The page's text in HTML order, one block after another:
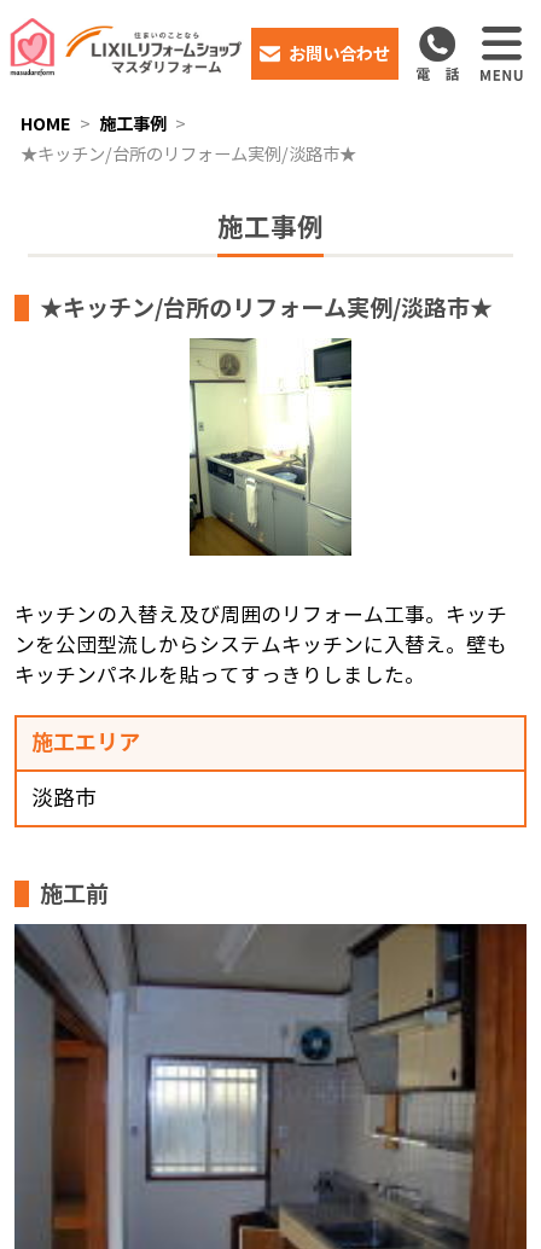
お問い合わせ
HOME
施工事例
★キッチン/台所のリフォーム実例/淡路市★
施工事例
★キッチン/台所のリフォーム実例/淡路市★
キッチンの入替え及び周囲のリフォーム工事。キッチ
ンを公団型流しからシステムキッチンに入替え。壁も
キッチンパネルを貼ってすっきりしました。
施工エリア
淡路市
施工前